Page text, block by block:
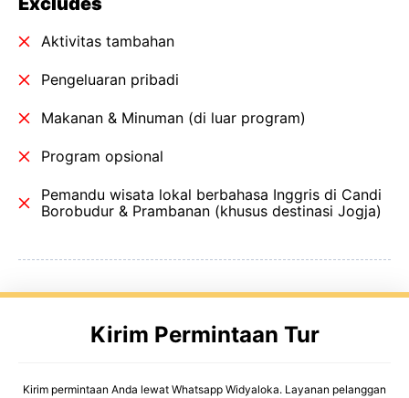
Aktivitas tambahan
Pengeluaran pribadi
Makanan & Minuman (di luar program)
Program opsional
Pemandu wisata lokal berbahasa Inggris di Candi
Borobudur & Prambanan (khusus destinasi Jogja)
Kirim Permintaan Tur
Kirim permintaan Anda lewat Whatsapp Widyaloka. Layanan pelanggan